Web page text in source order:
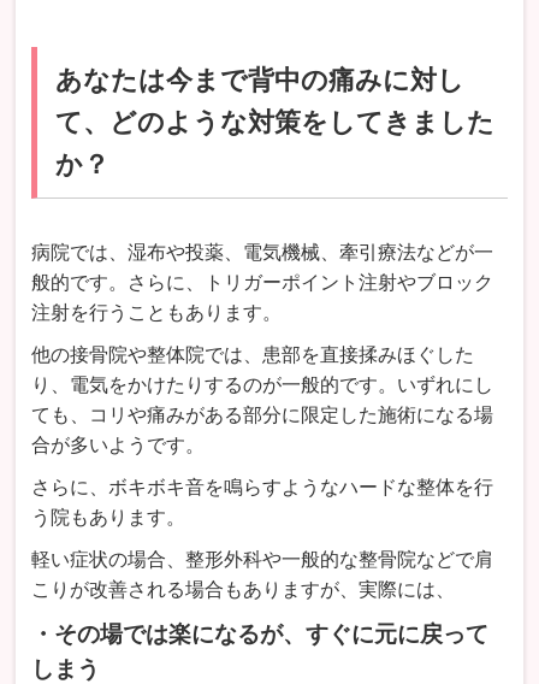
あなたは今まで背中の痛みに対し
て、どのような対策をしてきました
か？
病院では、湿布や投薬、電気機械、牽引療法などが一
般的です。さらに、トリガーポイント注射やブロック
注射を行うこともあります。
他の接骨院や整体院では、患部を直接揉みほぐした
り、電気をかけたりするのが一般的です。いずれにし
ても、コリや痛みがある部分に限定した施術になる場
合が多いようです。
さらに、ボキボキ音を鳴らすようなハードな整体を行
う院もあります。
軽い症状の場合、整形外科や一般的な整骨院などで肩
こりが改善される場合もありますが、実際には、
・その場では楽になるが、すぐに元に戻って
しまう